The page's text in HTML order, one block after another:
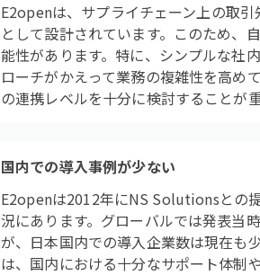
E2openは、サプライチェーン上の取
として設計されています。このため、
能性があります。特に、シンプルな社
ローチがかえって業務の複雑性を高め
の連携レベルを十分に検討することが重
国内での導入事例が少ない
E2openは2012年にNS Solutionsとの
況にあります。グローバルでは発表当
が、日本国内での導入企業数は現在も
は、国内における十分なサポート体制